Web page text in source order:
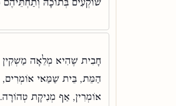
שׁוֹקְעִים בְּתוֹכָהּ וְתַחְתֵּיהֶם
חָבִית שֶׁהִיא מְלֵאָה מַשְׁקִין
הַמֵּת, בֵּית שַׁמַּאי אוֹמְרִים,
אוֹמְרִין, אַף מְנִיקָת